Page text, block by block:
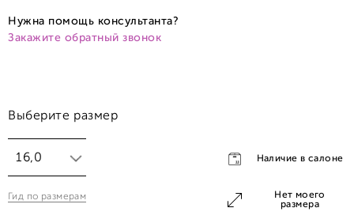
Нужна помощь консультанта?
Закажите обратный звонок
Выберите размер
16,0
16,0
Гид по размерам
Нет моего
размера
Наличие в салоне